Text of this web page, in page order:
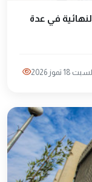
النهائية في عدة
18 تموز 2026